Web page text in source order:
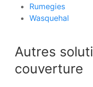
Rumegies
Wasquehal
Autres
couverture